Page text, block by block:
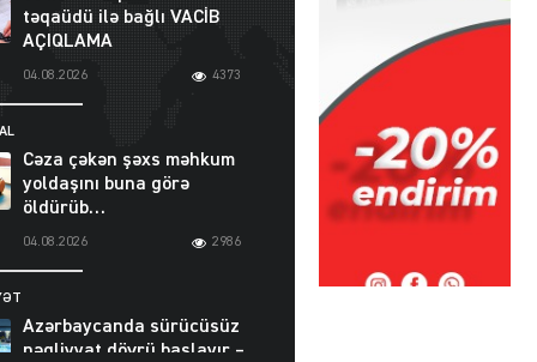
təqaüdü ilə bağlı VACİB
AÇIQLAMA
04.08.2026 4373
Cəza çəkən şəxs məhkum
yoldaşını buna görə
öldürüb…
04.08.2026 2986
Azərbaycanda sürücüsüz
nəqliyyat dövrü başlayır –